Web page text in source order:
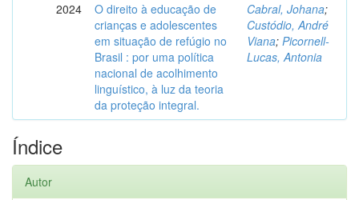
2024
O direito à educação de
crianças e adolescentes
em situação de refúgio no
Brasil : por uma política
nacional de acolhimento
linguístico, à luz da teoria
da proteção integral.
Cabral, Johana;
Custódio, André
Viana; Picornell-
Lucas, Antonia
Índice
Autor